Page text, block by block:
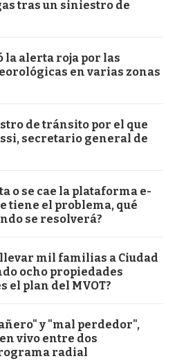
tras un siniestro de
la alerta roja por las
en varias zonas
de tránsito por el que
secretario general de
o se cae la plataforma e-
tiene el problema, qué
se resolverá?
mil familias a Ciudad
ocho propiedades
el plan del MVOT?
y "mal perdedor",
vivo entre dos
radial